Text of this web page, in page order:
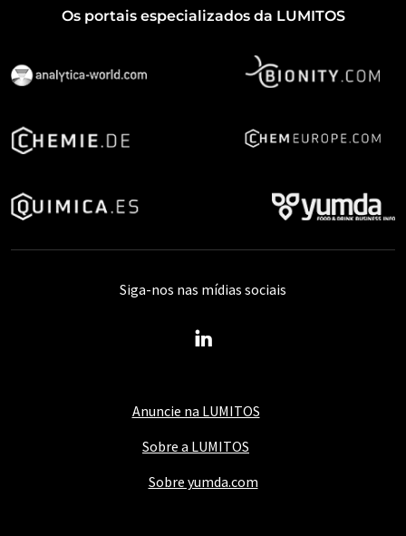
Os portais especializados da LUMITOS
Anuncie na LUMITOS
Sobre a LUMITOS
Sobre yumda.com
Siga-nos nas mídias sociais